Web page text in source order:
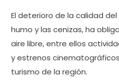
El deterioro de la calidad
humo y las cenizas, ha
aire libre, entre ellos
y estrenos
turismo de la región.